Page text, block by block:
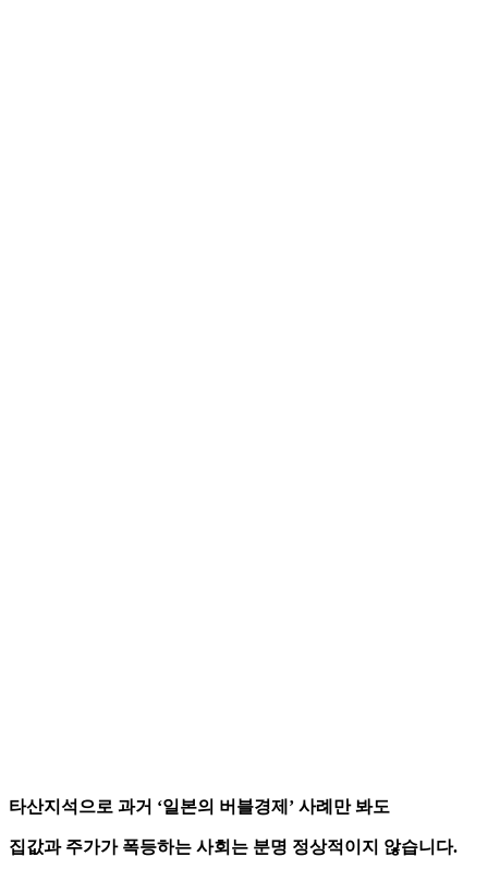
타산지석으로 과거 ‘일본의 버블경제’ 사례만 봐도
집값과 주가가 폭등하는 사회는 분명 정상적이지 않습니다.